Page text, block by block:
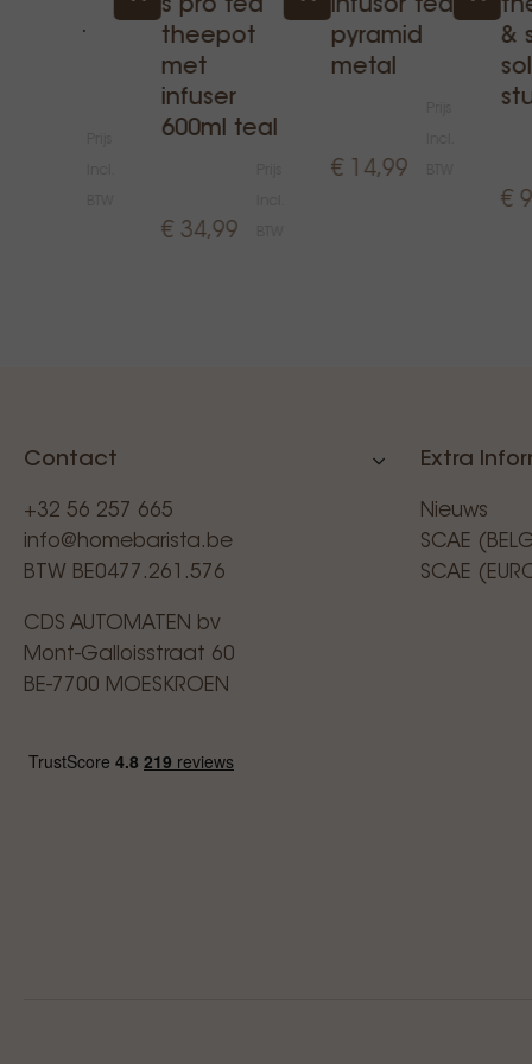
s pro tea
theepot
met
infuser
600ml teal
€ 34,99
infusor tea
pyramid
metal
€ 14,99
&
€
Contact
+32 56 257 665
info@homebarista.be
BTW BE0477.261.576
CDS AUTOMATEN bv
Mont-Galloisstraat 60
BE-7700 MOESKROEN
Extra
Nieuws
SCAE
SCAE